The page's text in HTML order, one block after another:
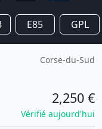
E85 GPL
Corse-du-Sud
2,250 €
Vérifié aujourd'hui